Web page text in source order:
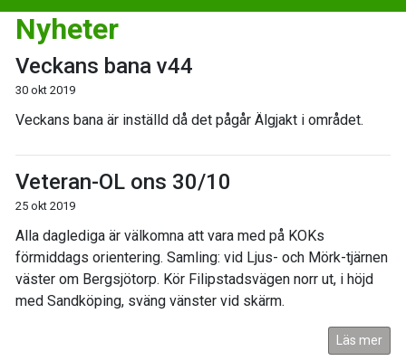
Nyheter
Veckans bana v44
30 okt 2019
Veckans bana är inställd då det pågår Älgjakt i området.
Veteran-OL ons 30/10
25 okt 2019
Alla daglediga är välkomna att vara med på KOKs
förmiddags orientering. Samling: vid Ljus- och Mörk-tjärnen
väster om Bergsjötorp. Kör Filipstadsvägen norr ut, i höjd
med Sandköping, sväng vänster vid skärm.
Läs mer